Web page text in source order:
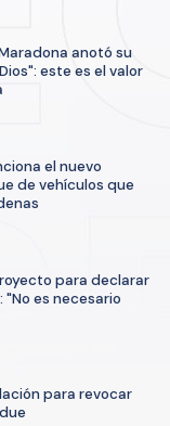
anotó su
este es el valor
el nuevo
de vehículos que
para declarar
es necesario
para revocar